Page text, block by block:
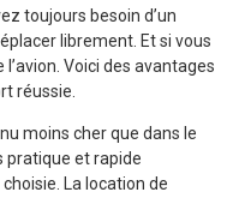
toujours besoin d’un
librement. Et si vous
Voici des avantages
réussie.
moins cher que dans le
pratique et rapide
La location de